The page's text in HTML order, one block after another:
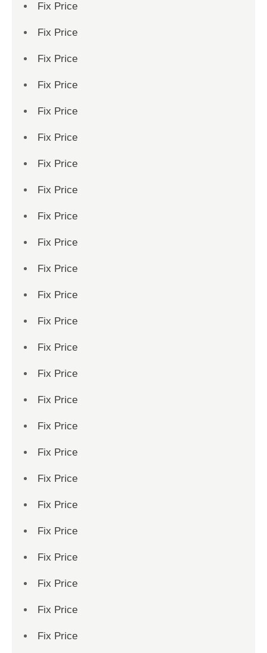
Fix Price
Fix Price
Fix Price
Fix Price
Fix Price
Fix Price
Fix Price
Fix Price
Fix Price
Fix Price
Fix Price
Fix Price
Fix Price
Fix Price
Fix Price
Fix Price
Fix Price
Fix Price
Fix Price
Fix Price
Fix Price
Fix Price
Fix Price
Fix Price
Fix Price